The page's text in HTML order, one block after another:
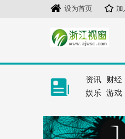
设为首页 加
资讯 财经
娱乐 游戏